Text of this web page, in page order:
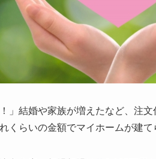
」結婚や家族が増えたなど、注
くらいの金額でマイホームが建て